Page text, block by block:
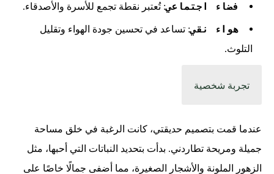
فضاء اجتماعي: تُعتبر نقطة تجمع للأسرة والأصدقاء.
هواء نقي: تساعد في تحسين جودة الهواء وتقليل
التلوث.
تجربة شخصية
عندما قمت بتصميم حديقتي، كانت الرغبة في خلق مساحة
جميلة ومريحة تطاردني. بدأت بتحديد النباتات التي أحبها، مثل
الزهور الملونة والأشجار الصغيرة، مما أضفى جمالًا خاصًا على